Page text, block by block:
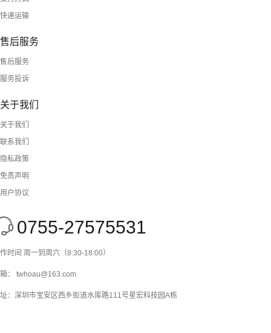
快递运输
售后服务
售后服务
服务投诉
关于我们
关于我们
联系我们
隐私政策
免责声明
用户协议
0755-27575531
时间 周一到周六（8:30-18:00）
： twhoau@163.com
：深圳市宝安区西乡街道水库路111号星宏科技园A栋